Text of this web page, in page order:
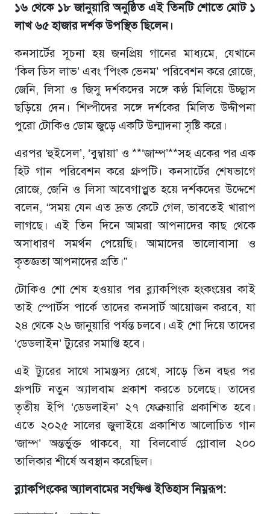
১৬ থেকে ১৮ জানুয়ারি অনুষ্ঠিত এই তিনটি শোতে মোট ১
লাখ ৬৫ হাজার দর্শক উপস্থিত ছিলেন।
কনসার্টের সূচনা হয় জনপ্রিয় গানের মাধ্যমে, যেখানে
‘কিল ডিস লাভ’ এবং ‘পিংক ভেনম’ পরিবেশন করে রোজে,
জেনি, লিসা ও জিসু দর্শকদের সঙ্গে কণ্ঠ মিলিয়ে উচ্ছ্বাস
ছড়িয়ে দেন। শিল্পীদের সঙ্গে দর্শকের মিলিত উদ্দীপনা
পুরো টোকিও ডোম জুড়ে একটি উন্মাদনা সৃষ্টি করে।
এরপর ‘হুইসেল’, ‘বুম্বায়া’ ও **‘জাম্প’**সহ একের পর এক
হিট গান পরিবেশন করে গ্রুপটি। কনসার্টের শেষভাগে
রোজে, জেনি ও লিসা আবেগাপ্লুত হয়ে দর্শকদের উদ্দেশে
বলেন, “সময় যেন এত দ্রুত কেটে গেল, ভাবতেই খারাপ
লাগছে। এই তিন দিনে আমরা আপনাদের কাছ থেকে
অসাধারণ সমর্থন পেয়েছি। আমাদের ভালোবাসা ও
কৃতজ্ঞতা আপনাদের প্রতি।”
টোকিও শো শেষ হওয়ার পর ব্ল্যাকপিংক হংকংয়ের কাই
তাই স্পোর্টস পার্কে তাদের কনসার্ট আয়োজন করবে, যা
২৪ থেকে ২৬ জানুয়ারি পর্যন্ত চলবে। এই শো দিয়ে তাদের
‘ডেডলাইন’ ট্যুরের সমাপ্তি হবে।
এই ট্যুরের সাথে সামঞ্জস্য রেখে, সাড়ে তিন বছর পর
গ্রুপটি নতুন অ্যালবাম প্রকাশ করতে চলেছে। তাদের
তৃতীয় ইপি ‘ডেডলাইন’ ২৭ ফেব্রুয়ারি প্রকাশিত হবে।
এতে ২০২৫ সালের জুলাইয়ে প্রকাশিত আলোচিত গান
‘জাম্প’ অন্তর্ভুক্ত থাকবে, যা বিলবোর্ড গ্লোবাল ২০০
তালিকার শীর্ষে অবস্থান করেছিল।
ব্ল্যাকপিংকের অ্যালবামের সংক্ষিপ্ত ইতিহাস নিম্নরূপ: